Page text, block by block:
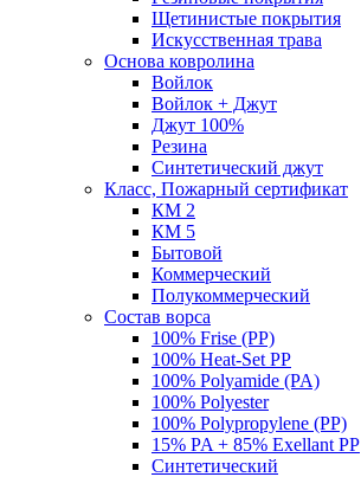
Щетинистые покрытия
Искусственная трава
Основа ковролина
Войлок
Войлок + Джут
Джут 100%
Резина
Синтетический джут
Класс, Пожарный сертификат
КМ 2
КМ 5
Бытовой
Коммерческий
Полукоммерческий
Состав ворса
100% Frise (PP)
100% Heat-Set PP
100% Polyamide (PA)
100% Polyester
100% Polypropylene (PP)
15% PA + 85% Exellant PP
Синтетический